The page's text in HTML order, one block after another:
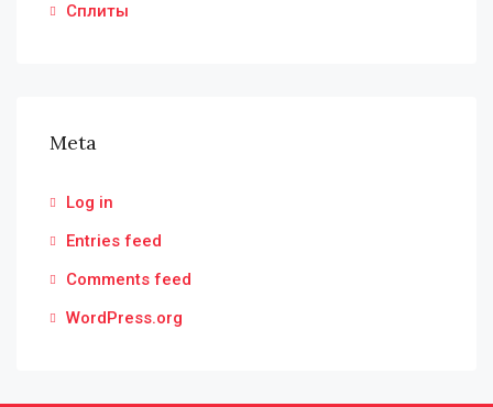
Сплиты
Meta
Log in
Entries feed
Comments feed
WordPress.org